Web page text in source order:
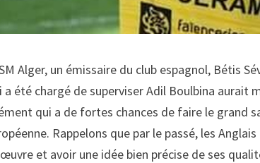
Alger, un émissaire du club espagnol, Bétis
a été chargé de superviser Adil Boulbina aurait
qui a de fortes chances de faire le grand
Rappelons que par le passé, les
et avoir une idée bien précise de ses